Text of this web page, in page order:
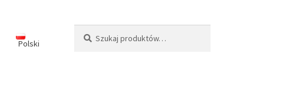
Polski